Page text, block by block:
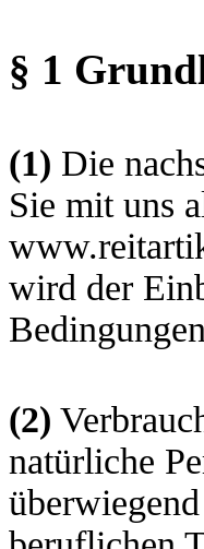
§ 1
(1) Die
Sie mit uns
wird der
(2)
natürliche